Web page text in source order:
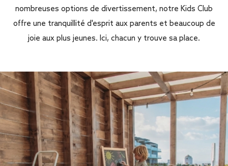
nombreuses options de divertissement, notre Kids Club
offre une tranquillité d'esprit aux parents et beaucoup de
joie aux plus jeunes. Ici, chacun y trouve sa place.